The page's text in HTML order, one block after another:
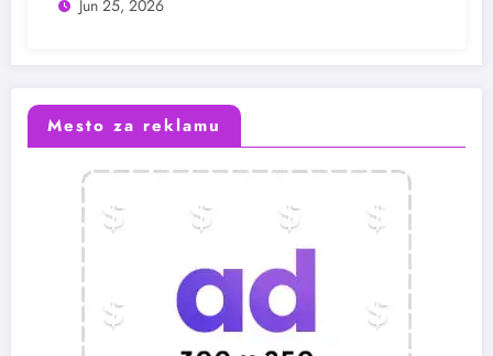
Jun 25, 2026
Mesto za reklamu